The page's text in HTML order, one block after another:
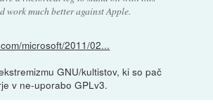
work much better against Apple.
microsoft/2011/02...
GNU/kultistov, ki so pač
v ne-uporabo GPLv3.